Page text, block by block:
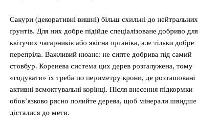
Сакури (декоративні вишні) більш схильні до нейтральних
ґрунтів. Для них добре підійде спеціалізоване добриво для
квітучих чагарників або якісна органіка, але тільки добре
перепріла. Важливий нюанс: не сипте добрива під самий
стовбур. Коренева система цих дерев розгалужена, тому
«годувати» їх треба по периметру крони, де розташовані
активні всмоктувальні корінці. Після внесення підкормки
обов’язково рясно полийте дерева, щоб мінерали швидше
дісталися до мети.